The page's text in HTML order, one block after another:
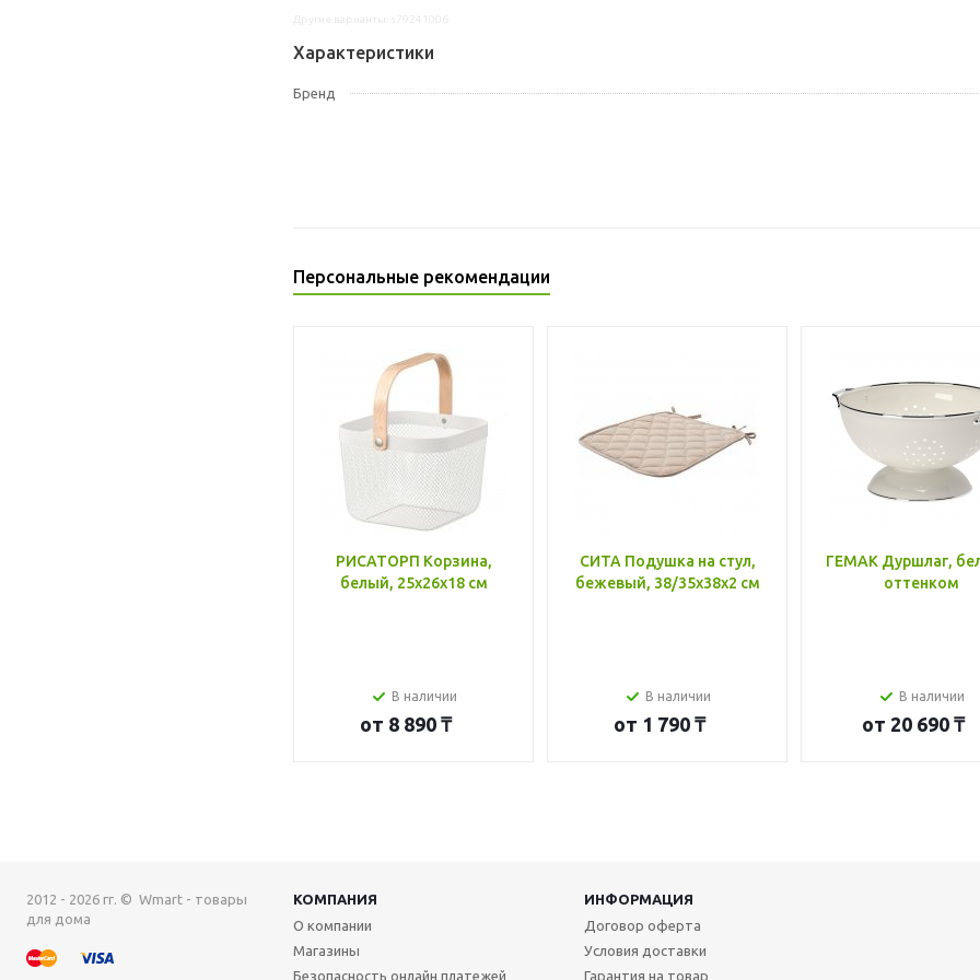
Характеристики
Бренд
Персональные рекомендации
РИСАТОРП Корзина,
белый, 25x26x18 см
В наличии
от 8 890 ₸
СИТА Подушка на стул,
бежевый, 38/35x38x2 см
В наличии
от 1 790 ₸
ГЕМАК Дуршлаг,
оттенком
В наличии
от 20 690 ₸
2012 - 2026 гг. © Wmart - товары
для дома
КОМПАНИЯ
ИНФОРМАЦИЯ
О компании
Магазины
Безопасность онлайн платежей
Договор оферта
Условия доставки
Гарантия на товар